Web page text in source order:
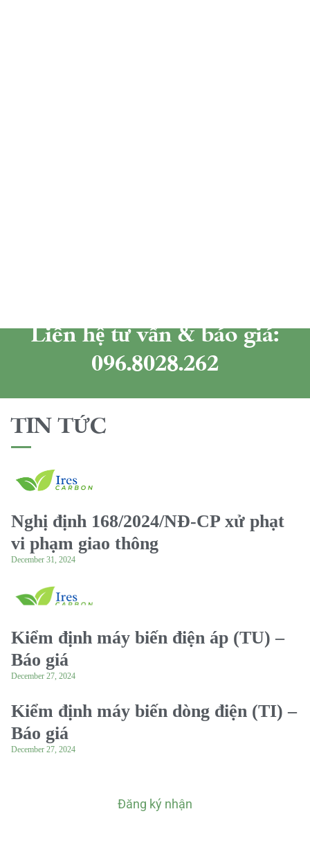
Liên hệ tư vấn & báo giá:
096.8028.262
TIN TỨC
Nghị định 168/2024/NĐ-CP xử phạt
vi phạm giao thông
December 31, 2024
Kiểm định máy biến điện áp (TU) –
Báo giá
December 27, 2024
Kiểm định máy biến dòng điện (TI) –
Báo giá
December 27, 2024
Đăng ký nhận